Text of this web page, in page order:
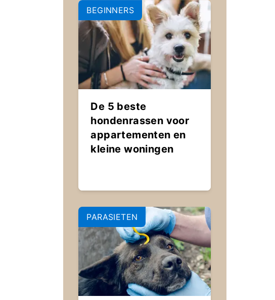
BEGINNERS
De 5 beste
hondenrassen voor
appartementen en
kleine woningen
PARASIETEN